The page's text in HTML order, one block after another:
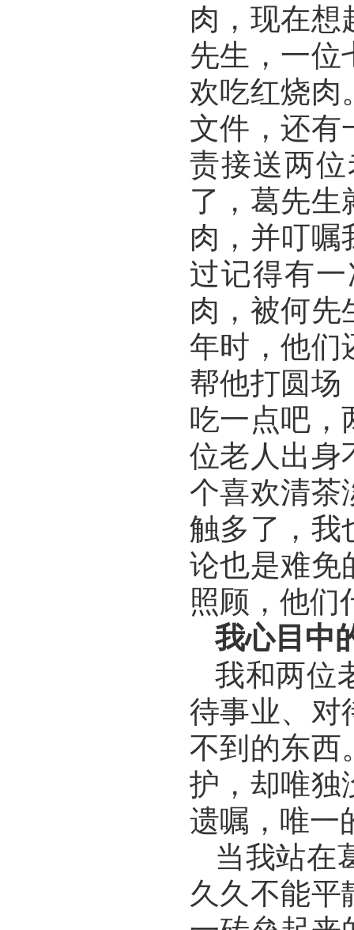
肉，现在想
先生，一位
欢吃红烧肉
文件，还有
责接送两
了，葛先生
肉，并叮嘱
过记得有
肉，被何先
年时，他们
帮他打圆场
吃一点吧，
位老人出身
个喜欢清茶
触多了，我
论也是难免
照顾，他们
我心目中
我和两位
待事业、对
不到的东西
护，却唯独
遗嘱，唯一
当我站在
久久不能平